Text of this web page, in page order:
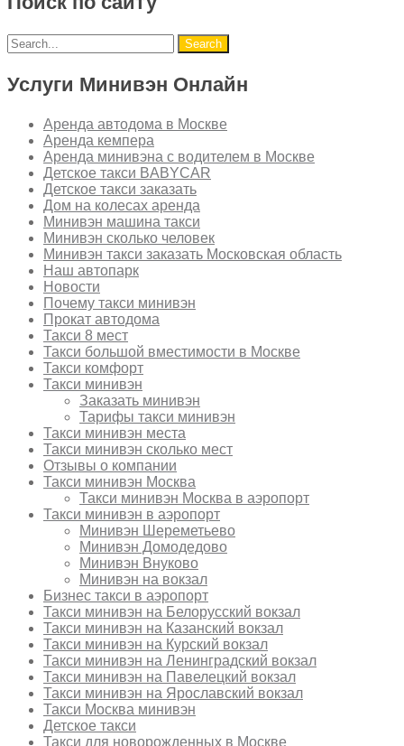
Услуги Минивэн Онлайн
Аренда автодома в Москве
Аренда кемпера
Аренда минивэна с водителем в Москве
Детское такси BABYCAR
Детское такси заказать
Дом на колесах аренда
Минивэн машина такси
Минивэн сколько человек
Минивэн такси заказать Московская область
Наш автопарк
Новости
Почему такси минивэн
Прокат автодома
Такси 8 мест
Такси большой вместимости в Москве
Такси комфорт
Такси минивэн
Заказать минивэн
Тарифы такси минивэн
Такси минивэн места
Такси минивэн сколько мест
Отзывы о компании
Такси минивэн Москва
Такси минивэн Москва в аэропорт
Такси минивэн в аэропорт
Минивэн Шереметьево
Минивэн Домодедово
Минивэн Внуково
Минивэн на вокзал
Бизнес такси в аэропорт
Такси минивэн на Белорусский вокзал
Такси минивэн на Казанский вокзал
Такси минивэн на Курский вокзал
Такси минивэн на Ленинградский вокзал
Такси минивэн на Павелецкий вокзал
Такси минивэн на Ярославский вокзал
Такси Москва минивэн
Детское такси
Такси для новорожденных в Москве